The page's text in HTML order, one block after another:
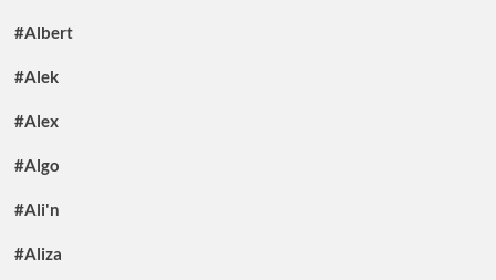
#Albert
#Alek
#Alex
#Algo
#Ali'n
#Aliza